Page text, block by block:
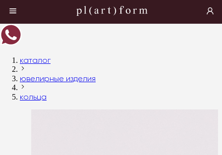
каталог
ювелирные изделия
кольца